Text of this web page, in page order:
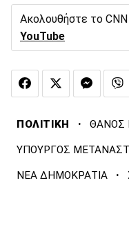
Ακολουθήστε το
YouTube
ΠΟΛΙΤΙΚΗ · ΘΑΝΟΣ
ΥΠΟΥΡΓΟΣ
ΝΕΑ ΔΗΜΟΚΡΑΤΙΑ ·